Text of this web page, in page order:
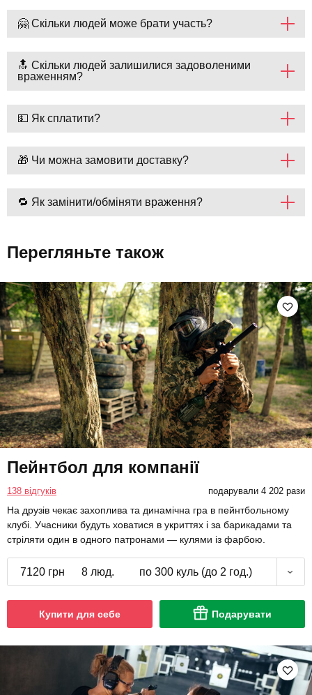
🤗 Скільки людей може брати участь?
🔝 Скільки людей залишилися задоволеними
враженням?
💵 Як сплатити?
🎁 Чи можна замовити доставку?
🔁 Як замінити/обміняти враження?
Перегляньте також
Пейнтбол для компанії
138 відгуків подарували 4 202 рази
На друзів чекає захоплива та динамічна гра в пейнтбольному
клубі. Учасники будуть ховатися в укриттях і за барикадами та
стріляти один в одного патронами — кулями із фарбою.
7120 грн 8 люд. по 300 куль (до 2 год.)
Купити для себе Подарувати